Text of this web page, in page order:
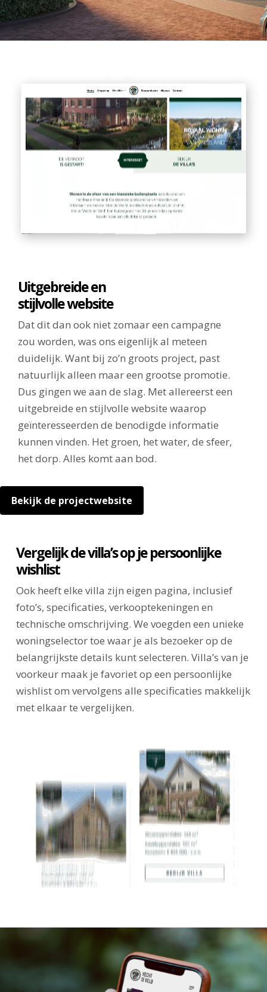
Uitgebreide en
stijlvolle website
Dat dit dan ook niet zomaar een campagne
zou worden, was ons eigenlijk al meteen
duidelijk. Want bij zo’n groots project, past
natuurlijk alleen maar een grootse promotie.
Dus gingen we aan de slag. Met allereerst een
uitgebreide en stijlvolle website waarop
geïnteresseerden de benodigde informatie
kunnen vinden. Het groen, het water, de sfeer,
het dorp. Alles komt aan bod.
Bekijk de projectwebsite
Vergelijk de villa’s op je persoonlijke
wishlist
Ook heeft elke villa zijn eigen pagina, inclusief
foto’s, specificaties, verkooptekeningen en
technische omschrijving. We voegden een unieke
woningselector toe waar je als bezoeker op de
belangrijkste details kunt selecteren. Villa’s van je
voorkeur maak je favoriet op een persoonlijke
wishlist om vervolgens alle specificaties makkelijk
met elkaar te vergelijken.